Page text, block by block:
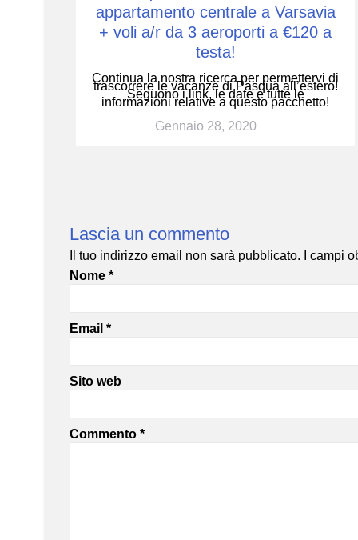
appartamento centrale a Varsavia
+ voli a/r da 3 aeroporti a €120 a
testa!
Continua la nostra ricerca per permettervi di
trascorrere le vacanze di Pasqua all’estero!
Seguono i link, le date e tutte le
informazioni relative a questo pacchetto!
Gennaio 28, 2020
Lascia un commento
Il tuo indirizzo email non sarà pubblicato. I campi
Nome *
Email *
Sito web
Commento *